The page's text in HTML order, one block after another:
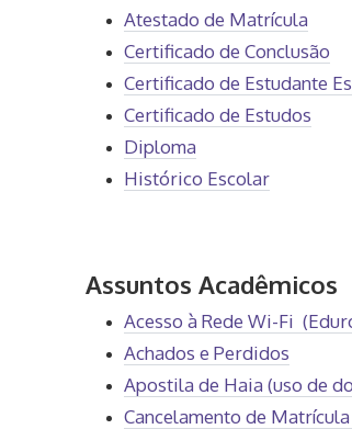
Atestado de Matrícula
Certificado de Conclusão
Certificado de Estudante
Certificado de Estudos
Diploma
Histórico Escolar
Assuntos Acadêmicos
Acesso à Rede Wi-Fi
Achados e Perdidos
Apostila de Haia (uso de
Cancelamento de